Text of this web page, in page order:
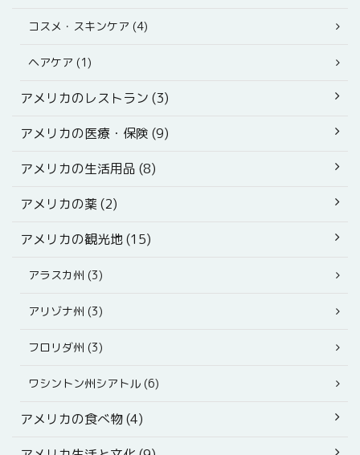
コスメ・スキンケア (4)
ヘアケア (1)
アメリカのレストラン (3)
アメリカの医療・保険 (9)
アメリカの生活用品 (8)
アメリカの薬 (2)
アメリカの観光地 (15)
アラスカ州 (3)
アリゾナ州 (3)
フロリダ州 (3)
ワシントン州シアトル (6)
アメリカの食べ物 (4)